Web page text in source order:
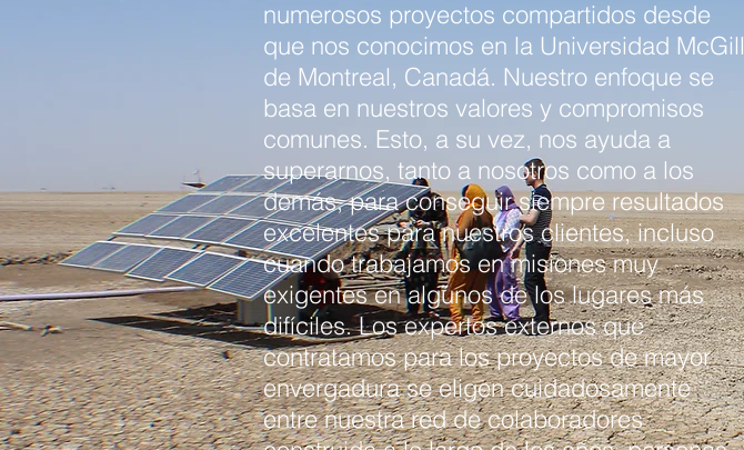
numerosos proyectos compartidos desde
que nos conocimos en la Universidad McGill
de Montreal, Canadá. Nuestro enfoque se
basa en nuestros valores y compromisos
comunes. Esto, a su vez, nos ayuda a
superarnos, tanto a nosotros como a los
demás, para conseguir siempre resultados
excelentes para nuestros clientes, incluso
cuando trabajamos en misiones muy
exigentes en algunos de los lugares más
difíciles. Los expertos externos que
contratamos para los proyectos de mayor
envergadura se eligen cuidadosamente
entre nuestra red de colaboradores